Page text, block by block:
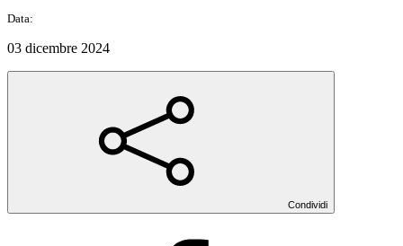
Data:
03 dicembre 2024
Condividi